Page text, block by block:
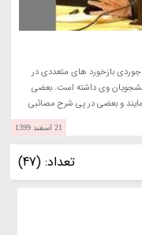
بازخورد های متعددی در
وی داشته است. بعضی
و بعضی در پی شرح مصائبی
21 اسفند 1399
تعداد: (47)